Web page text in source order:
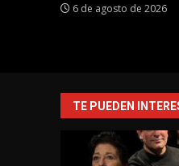
6 de agosto de 2026
TE PUEDEN